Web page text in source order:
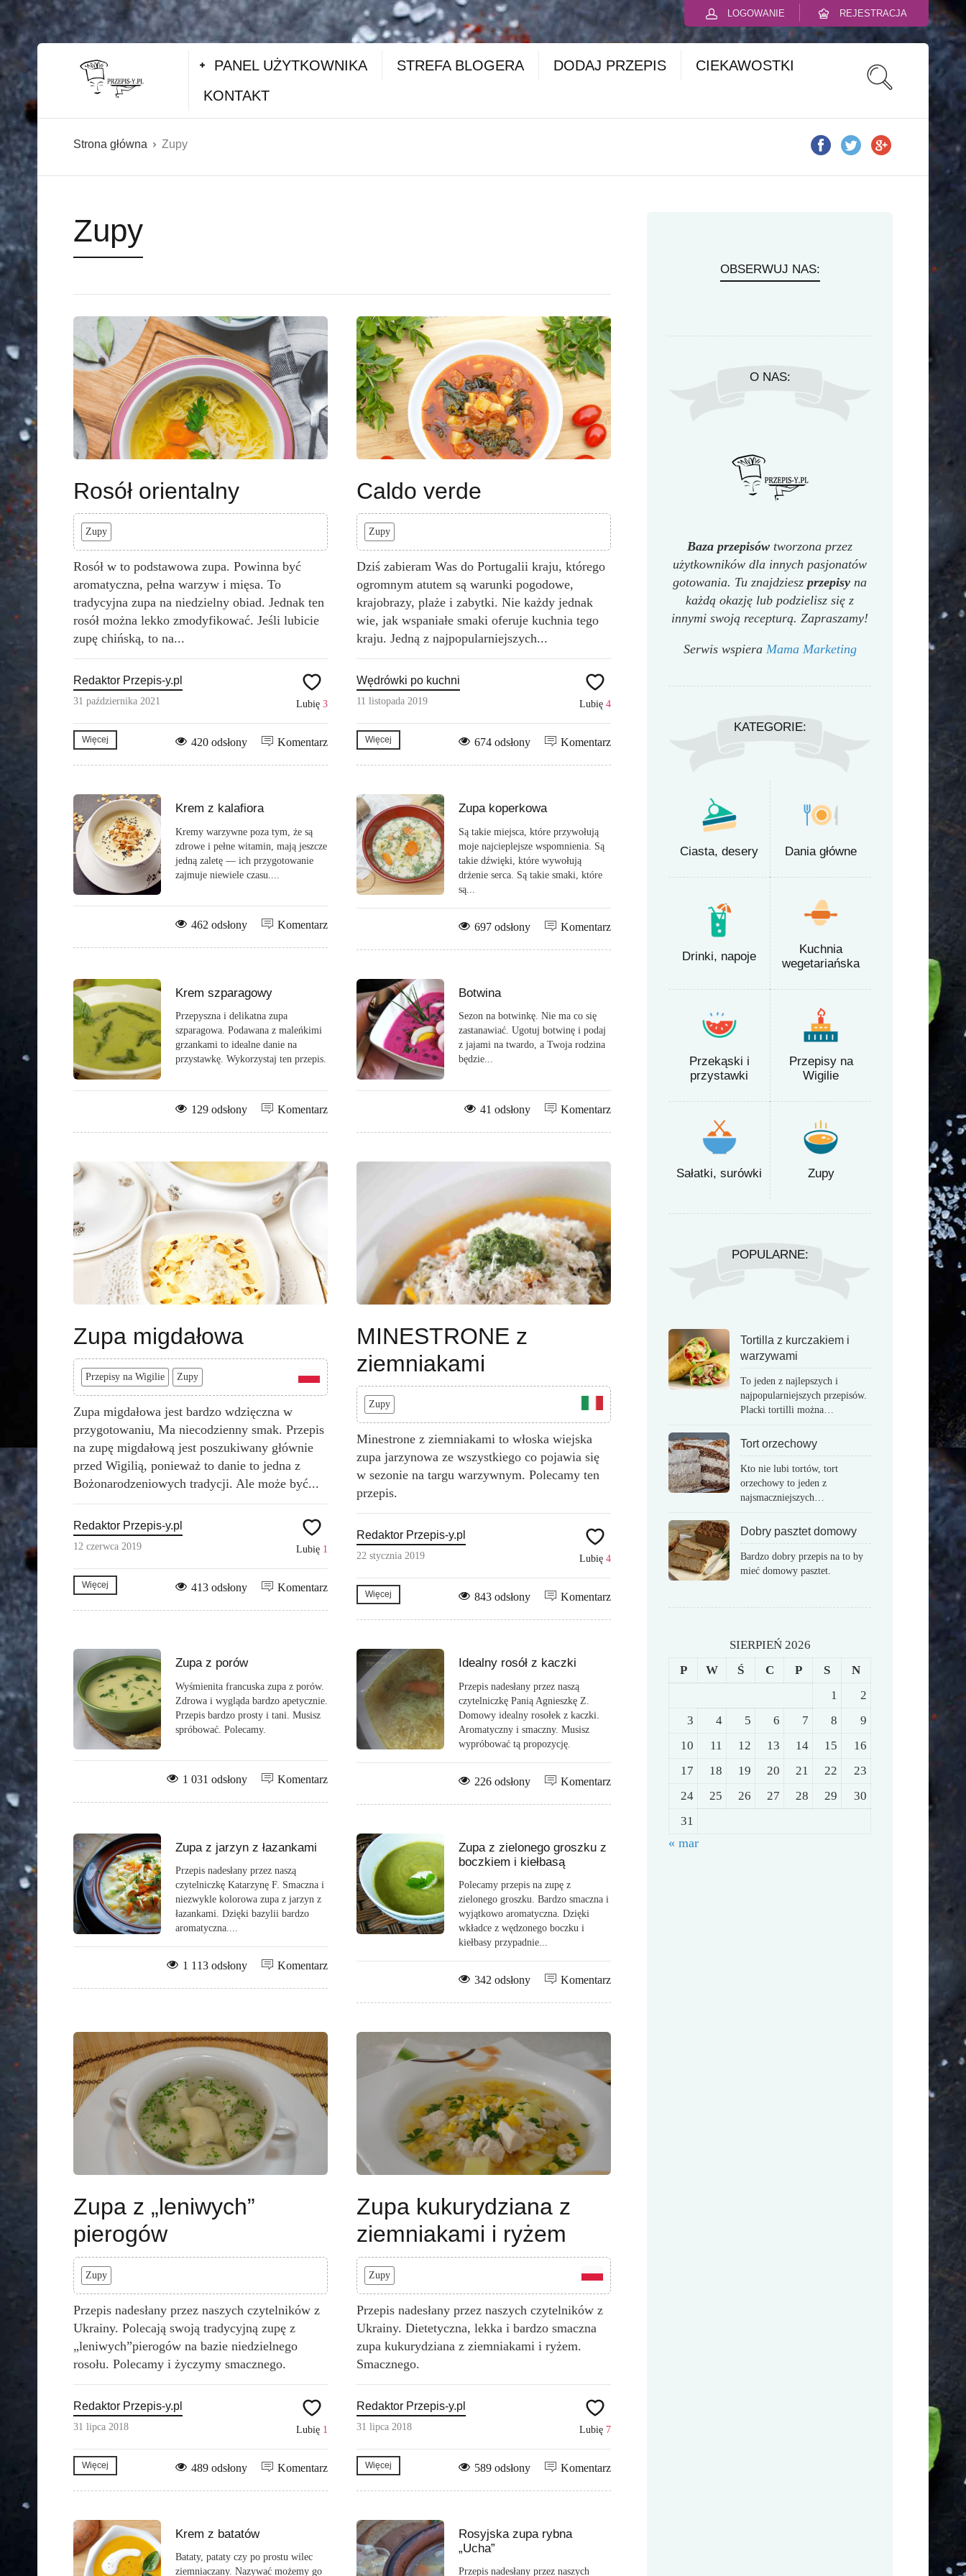
LOGOWANIE REJESTRACJA
PANEL UŻYTKOWNIKA STREFA BLOGERA DODAJ PRZEPIS
CIEKAWOSTKI
KONTAKT
Strona główna Zupy
Zupy
Rosół orientalny
Zupy
Rosół w to podstawowa zupa. Powinna być
aromatyczna, pełna warzyw i mięsa. To
tradycyjna zupa na niedzielny obiad. Jednak ten
rosół można lekko zmodyfikować. Jeśli lubicie
zupę chińską, to na...
Redaktor Przepis-y.pl
31 października 2021 Lubię 3
Więcej Komentarz
420 odsłony
Caldo verde
Zupy
Dziś zabieram Was do Portugalii kraju, którego
ogromnym atutem są warunki pogodowe,
krajobrazy, plaże i zabytki. Nie każdy jednak
wie, jak wspaniałe smaki oferuje kuchnia tego
kraju. Jedną z najpopularniejszych...
Wędrówki po kuchni
11 listopada 2019 Lubię 4
Więcej Komentarz
674 odsłony
Krem z kalafiora
Kremy warzywne poza tym, że są
zdrowe i pełne witamin, mają jeszcze
jedną zaletę — ich przygotowanie
zajmuje niewiele czasu....
Komentarz
462 odsłony
Zupa koperkowa
Są takie miejsca, które przywołują
moje najcieplejsze wspomnienia. Są
takie dźwięki, które wywołują
drżenie serca. Są takie smaki, które
są...
Komentarz
697 odsłony
Krem szparagowy
Przepyszna i delikatna zupa
szparagowa. Podawana z maleńkimi
grzankami to idealne danie na
przystawkę. Wykorzystaj ten przepis.
Komentarz
129 odsłony
Botwina
Sezon na botwinkę. Nie ma co się
zastanawiać. Ugotuj botwinę i podaj
z jajami na twardo, a Twoja rodzina
będzie...
Komentarz
41 odsłony
Zupa migdałowa
Przepisy na Wigilie Zupy
Zupa migdałowa jest bardzo wdzięczna w
przygotowaniu, Ma niecodzienny smak. Przepis
na zupę migdałową jest poszukiwany głównie
przed Wigilią, ponieważ to danie to jedna z
Bożonarodzeniowych tradycji. Ale może być...
Redaktor Przepis-y.pl
12 czerwca 2019 Lubię 1
Więcej Komentarz
413 odsłony
MINESTRONE z
ziemniakami
Zupy
Minestrone z ziemniakami to włoska wiejska
zupa jarzynowa ze wszystkiego co pojawia się
w sezonie na targu warzywnym. Polecamy ten
przepis.
Redaktor Przepis-y.pl
22 stycznia 2019 Lubię 4
Więcej Komentarz
843 odsłony
Zupa z porów
Wyśmienita francuska zupa z porów.
Zdrowa i wygląda bardzo apetycznie.
Przepis bardzo prosty i tani. Musisz
spróbować. Polecamy.
Komentarz
1 031 odsłony
Idealny rosół z kaczki
Przepis nadesłany przez naszą
czytelniczkę Panią Agnieszkę Z.
Domowy idealny rosołek z kaczki.
Aromatyczny i smaczny. Musisz
wypróbować tą propozycję.
Komentarz
226 odsłony
Zupa z jarzyn z łazankami
Przepis nadesłany przez naszą
czytelniczkę Katarzynę F. Smaczna i
niezwykle kolorowa zupa z jarzyn z
łazankami. Dzięki bazylii bardzo
aromatyczna....
Komentarz
1 113 odsłony
Zupa z zielonego groszku z
boczkiem i kiełbasą
Polecamy przepis na zupę z
zielonego groszku. Bardzo smaczna i
wyjątkowo aromatyczna. Dzięki
wkładce z wędzonego boczku i
kiełbasy przypadnie...
Komentarz
342 odsłony
Zupa z „leniwych”
pierogów
Zupy
Przepis nadesłany przez naszych czytelników z
Ukrainy. Polecają swoją tradycyjną zupę z
„leniwych”pierogów na bazie niedzielnego
rosołu. Polecamy i życzymy smacznego.
Redaktor Przepis-y.pl
31 lipca 2018 Lubię 1
Więcej Komentarz
489 odsłony
Zupa kukurydziana z
ziemniakami i ryżem
Zupy
Przepis nadesłany przez naszych czytelników z
Ukrainy. Dietetyczna, lekka i bardzo smaczna
zupa kukurydziana z ziemniakami i ryżem.
Smacznego.
Redaktor Przepis-y.pl
31 lipca 2018 Lubię 7
Więcej Komentarz
589 odsłony
Krem z batatów
Bataty, pataty czy po prostu wilec
ziemniaczany. Nazywać możemy go
Rosyjska zupa rybna
„Ucha”
Przepis nadesłany przez naszych
OBSERWUJ NAS:
O NAS:
Baza przepisów tworzona przez
użytkowników dla innych pasjonatów
gotowania. Tu znajdziesz przepisy na
każdą okazję lub podzielisz się z
innymi swoją recepturą. Zapraszamy!
Serwis wspiera Mama Marketing
KATEGORIE:
Ciasta, desery Dania główne
Drinki, napoje
Kuchnia
wegetariańska
Przekąski i
przystawki
Przepisy na
Wigilie
Sałatki, surówki Zupy
POPULARNE:
Tortilla z kurczakiem i
warzywami
To jeden z najlepszych i
najpopularniejszych przepisów.
Placki tortilli można…
Tort orzechowy
Kto nie lubi tortów, tort
orzechowy to jeden z
najsmaczniejszych…
Dobry pasztet domowy
Bardzo dobry przepis na to by
mieć domowy pasztet.
SIERPIEŃ 2026
P
W Ś C P S
N
1
2
3
4 5 6 7 8
9
10
11 12 13 14 15
16
17
18 19 20 21 22
23
24
25 26 27 28 29
30
31
« mar